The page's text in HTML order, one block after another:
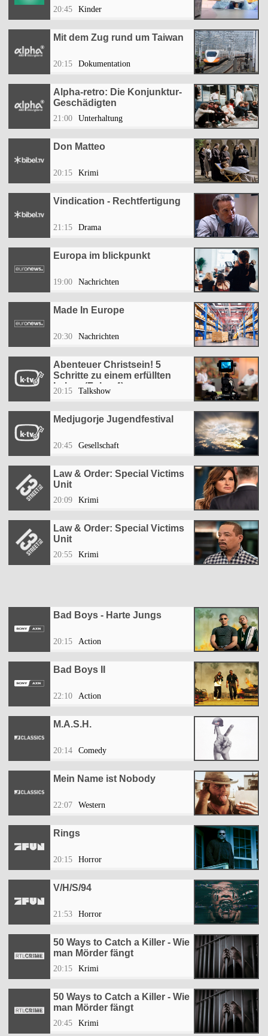
20:45 Kinder
Mit dem Zug rund um Taiwan
20:15 Dokumentation
Alpha-retro: Die Konjunktur-
Geschädigten
21:00 Unterhaltung
Don Matteo
20:15 Krimi
Vindication - Rechtfertigung
21:15 Drama
Europa im blickpunkt
19:00 Nachrichten
Made In Europe
20:30 Nachrichten
Abenteuer Christsein! 5
Schritte zu einem erfüllten
Leben (Folge 4)
20:15 Talkshow
Medjugorje Jugendfestival
20:45 Gesellschaft
Law & Order: Special Victims
Unit
20:09 Krimi
Law & Order: Special Victims
Unit
20:55 Krimi
Bad Boys - Harte Jungs
20:15 Action
Bad Boys II
22:10 Action
M.A.S.H.
20:14 Comedy
Mein Name ist Nobody
22:07 Western
Rings
20:15 Horror
V/H/S/94
21:53 Horror
50 Ways to Catch a Killer - Wie
man Mörder fängt
20:15 Krimi
50 Ways to Catch a Killer - Wie
man Mörder fängt
20:45 Krimi